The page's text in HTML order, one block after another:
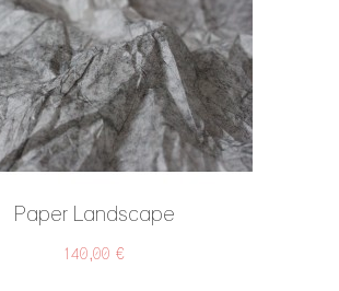
Paper Landscape
140,00 €